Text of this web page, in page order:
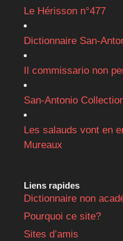
Le Hérisson n°477
Dictionnaire San-
Il commissario non
San-Antonio
Les salauds vont en
Mureaux
Liens rapides
Dictionnaire non
Pourquoi ce site?
Sites d’amis